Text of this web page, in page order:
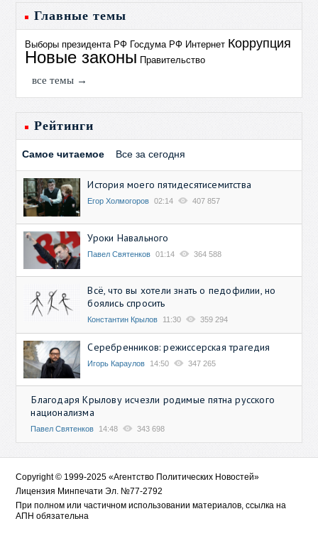
Главные темы
Выборы президента РФ Госдума РФ Интернет Коррупция
Новые законы Правительство
все темы →
Рейтинги
Самое читаемое Все за сегодня
История моего пятидесятисемитства
Егор Холмогоров 02:14 407 857
Уроки Навального
Павел Святенков 01:14 364 588
Всё, что вы хотели знать о педофилии, но
боялись спросить
Константин Крылов 11:30 359 294
Серебренников: режиссерская трагедия
Игорь Караулов 14:50 347 265
Благодаря Крылову исчезли родимые пятна русского
национализма
Павел Святенков 14:48 343 698
Copyright © 1999-2025 «Агентство Политических Новостей»
Лицензия Минпечати Эл. №77-2792
При полном или частичном использовании материалов, ссылка на
АПН обязательна